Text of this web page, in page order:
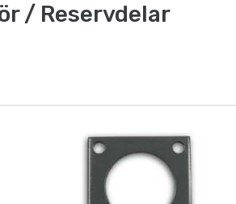
/ Reservdelar